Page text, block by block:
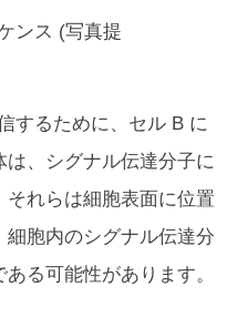
ンス (写真提
するために、セル B に
、シグナル伝達分子に
れらは細胞表面に位置
細胞内のシグナル伝達分
る可能性があります。